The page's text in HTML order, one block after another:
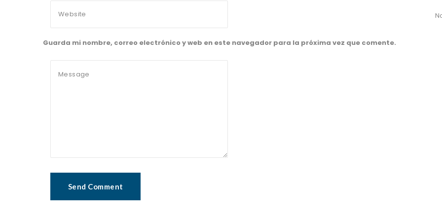
Guarda mi nombre, correo electrónico y web en este navegador para la próxima vez que comente.